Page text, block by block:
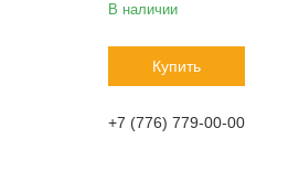
В наличии
Купить
+7 (776) 779-00-00